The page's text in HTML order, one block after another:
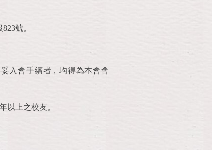
號。
入會手續者，均得為本會會
以上之校友。